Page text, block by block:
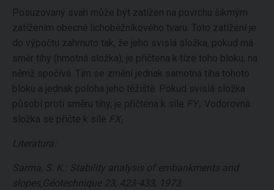
Posuzovaný svah může být zatížen na povrchu šikmým
zatížením obecně lichoběžníkového tvaru. Toto zatížení je
do výpočtu zahrnuto tak, že jeho svislá složka, pokud má
směr tíhy (hmotná složka), je přičtena k tíze toho bloku, na
němž spočívá. Tím se změní jednak samotná tíha tohoto
bloku a jednak poloha jeho těžiště. Pokud svislá složka
působí proti směru tíhy, je přičtena k síle FYi . Vodorovná
složka se přičte k síle FXi
Literatura:
Sarma, S. K.: Stability analysis of embankments and
slopes,Géotechnique 23, 423-433, 1973.